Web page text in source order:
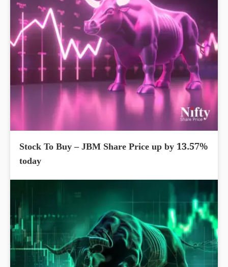
Stock To Buy – JBM Share Price up by 13.57%
today